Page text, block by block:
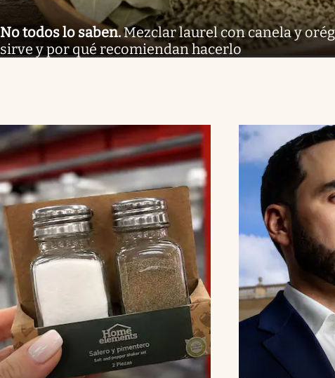
No todos lo saben.Mezclar laurel con canela y
sirve y por qué recomiendan hacerlo